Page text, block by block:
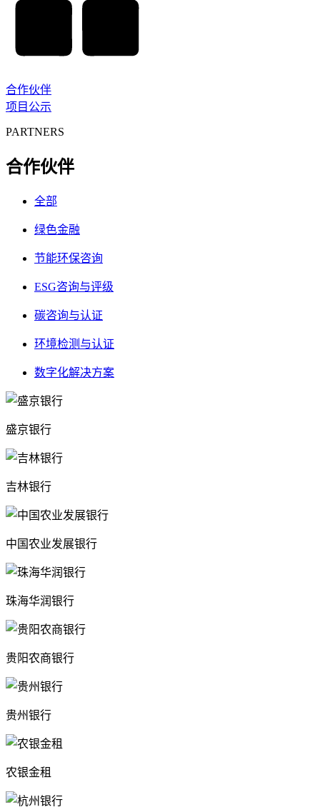
合作伙伴
项目公示
PARTNERS
合作伙伴
全部
绿色金融
节能环保咨询
ESG咨询与评级
碳咨询与认证
环境检测与认证
数字化解决方案
盛京银行
吉林银行
中国农业发展银行
珠海华润银行
贵阳农商银行
贵州银行
农银金租